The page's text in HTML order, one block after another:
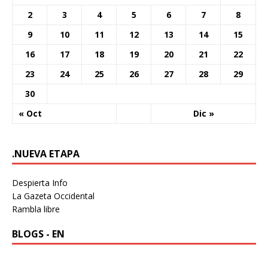
« Oct Dic »
2
3 4 5 6 7
8
9
10 11 12 13 14
15
16
17 18 19 20 21
22
23
24 25 26 27 28
29
30
.NUEVA ETAPA
Despierta Info
La Gazeta Occidental
Rambla libre
BLOGS - EN